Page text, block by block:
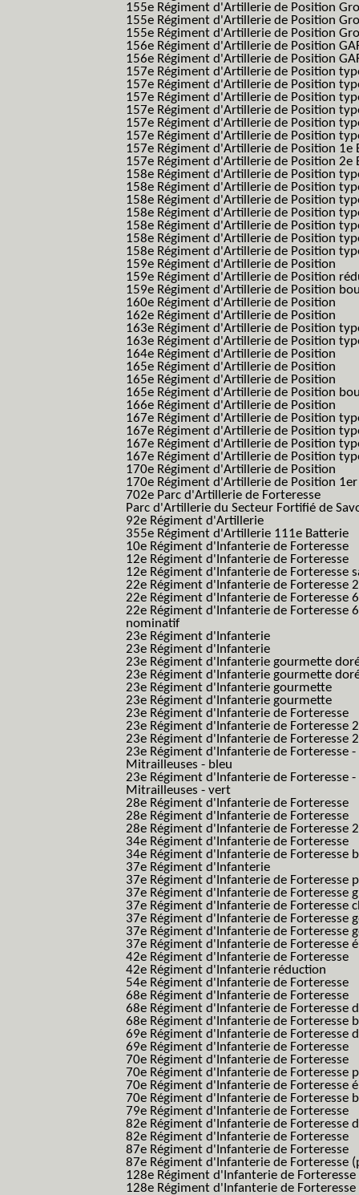
155e Régiment d'Artillerie de Position
155e Régiment d'Artillerie de Position
155e Régiment d'Artillerie de Position
156e Régiment d'Artillerie de Position
156e Régiment d'Artillerie de Position
157e Régiment d'Artillerie de Position
157e Régiment d'Artillerie de Position
157e Régiment d'Artillerie de Position
157e Régiment d'Artillerie de Position
157e Régiment d'Artillerie de Position
157e Régiment d'Artillerie de Position
157e Régiment d'Artillerie de Position 1e
157e Régiment d'Artillerie de Position 2e
158e Régiment d'Artillerie de Position
158e Régiment d'Artillerie de Position
158e Régiment d'Artillerie de Position
158e Régiment d'Artillerie de Position
158e Régiment d'Artillerie de Position
158e Régiment d'Artillerie de Position
158e Régiment d'Artillerie de Position
159e Régiment d'Artillerie de Position
159e Régiment d'Artillerie de Position
159e Régiment d'Artillerie de Position
160e Régiment d'Artillerie de Position
162e Régiment d'Artillerie de Position
163e Régiment d'Artillerie de Position
163e Régiment d'Artillerie de Position
164e Régiment d'Artillerie de Position
165e Régiment d'Artillerie de Position
165e Régiment d'Artillerie de Position
165e Régiment d'Artillerie de Position
166e Régiment d'Artillerie de Position
167e Régiment d'Artillerie de Position
167e Régiment d'Artillerie de Position
167e Régiment d'Artillerie de Position
167e Régiment d'Artillerie de Position
170e Régiment d'Artillerie de Position
170e Régiment d'Artillerie de Position
702e Parc d'Artillerie de Forteresse
Parc d'Artillerie du Secteur Fortifié de
92e Régiment d'Artillerie
355e Régiment d'Artillerie 111e Batterie
10e Régiment d'Infanterie de Forteresse
12e Régiment d'Infanterie de Forteresse
12e Régiment d'Infanterie de Forteresse
22e Régiment d'Infanterie de Forteresse
22e Régiment d'Infanterie de Forteresse
22e Régiment d'Infanterie de Forteresse
nominatif
23e Régiment d'Infanterie
23e Régiment d'Infanterie
23e Régiment d'Infanterie gourmette
23e Régiment d'Infanterie gourmette
23e Régiment d'Infanterie gourmette
23e Régiment d'Infanterie gourmette
23e Régiment d'Infanterie de Forteresse
23e Régiment d'Infanterie de Forteresse
23e Régiment d'Infanterie de Forteresse
23e Régiment d'Infanterie de Forteresse
Mitrailleuses - bleu
23e Régiment d'Infanterie de Forteresse
Mitrailleuses - vert
28e Régiment d'Infanterie de Forteresse
28e Régiment d'Infanterie de Forteresse
28e Régiment d'Infanterie de Forteresse
34e Régiment d'Infanterie de Forteresse
34e Régiment d'Infanterie de Forteresse
37e Régiment d'Infanterie
37e Régiment d'Infanterie de Forteresse
37e Régiment d'Infanterie de Forteresse
37e Régiment d'Infanterie de Forteresse
37e Régiment d'Infanterie de Forteresse
37e Régiment d'Infanterie de Forteresse
37e Régiment d'Infanterie de Forteresse
42e Régiment d'Infanterie de Forteresse
42e Régiment d'Infanterie réduction
54e Régiment d'Infanterie de Forteresse
68e Régiment d'Infanterie de Forteresse
68e Régiment d'Infanterie de Forteresse
68e Régiment d'Infanterie de Forteresse
69e Régiment d'Infanterie de Forteresse
69e Régiment d'Infanterie de Forteresse
70e Régiment d'Infanterie de Forteresse
70e Régiment d'Infanterie de Forteresse
70e Régiment d'Infanterie de Forteresse
70e Régiment d'Infanterie de Forteresse
79e Régiment d'Infanterie de Forteresse
82e Régiment d'Infanterie de Forteresse
82e Régiment d'Infanterie de Forteresse
87e Régiment d'Infanterie de Forteresse
87e Régiment d'Infanterie de Forteresse
128e Régiment d'Infanterie de Forteresse
128e Régiment d'Infanterie de